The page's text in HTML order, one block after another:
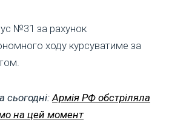
№31 за рахунок
ходу курсуватиме за
сьогодні: Армія РФ обстріляла
на цей момент